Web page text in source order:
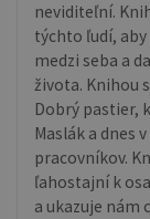
neviditeľní.
týchto ľudí,
medzi seba a
života. Knihou
Dobrý pastier,
Maslák a dnes
pracovníkov.
ľahostajní k
a ukazuje nám